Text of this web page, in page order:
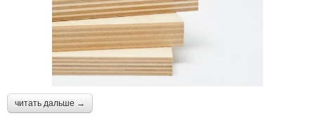
читать дальше →